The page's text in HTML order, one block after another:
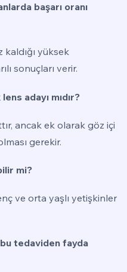
başarı oranı
yüksek
sonuçları verir.
adayı mıdır?
ancak ek olarak göz içi
gerekir.
mi?
ve orta yaşlı yetişkinler
tedaviden fayda